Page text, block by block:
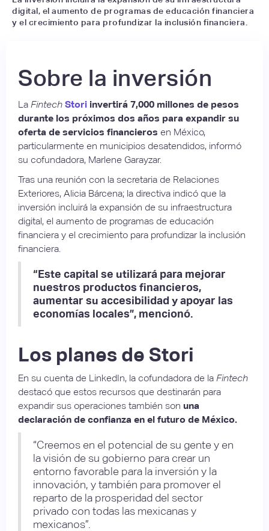
digital, el aumento de programas de educación financiera
y el crecimiento para profundizar la inclusión financiera.
Sobre la inversión
La Fintech Stori invertirá 7,000 millones de pesos
durante los próximos dos años para expandir su
oferta de servicios financieros en México,
particularmente en municipios desatendidos, informó
su cofundadora, Marlene Garayzar.
Tras una reunión con la secretaria de Relaciones
Exteriores, Alicia Bárcena; la directiva indicó que la
inversión incluirá la expansión de su infraestructura
digital, el aumento de programas de educación
financiera y el crecimiento para profundizar la inclusión
financiera.
“Este capital se utilizará para mejorar
nuestros productos financieros,
aumentar su accesibilidad y apoyar las
economías locales”, mencionó.
Los planes de Stori
En su cuenta de LinkedIn, la cofundadora de la Fintech
destacó que estos recursos que destinarán para
expandir sus operaciones también son una
declaración de confianza en el futuro de México.
“Creemos en el potencial de su gente y en
la visión de su gobierno para crear un
entorno favorable para la inversión y la
innovación, y también para promover el
reparto de la prosperidad del sector
privado con todas las mexicanas y
mexicanos”.